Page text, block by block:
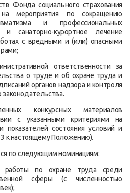
Фонда социального страхования
мероприятия по сокращению
и профессиональных
и санаторно-курортное лечение
с вредными и (или) опасными
ответственности за
о труде и об охране труда и
органов надзора и контроля
конкурсных материалов
с указанными критериями на
показателей состояния условий и
к настоящему Положению).
по следующим номинациям:
работы по охране труда среди
сферы (с численностью